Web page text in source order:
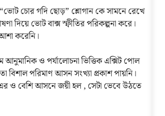
“ভোট চোর গদি ছোড়” শ্লোগান কে সামনে রেখে
দিয়ে ভোট বাক্স স্ফীতির পরিকল্পনা করে।
করেনি।
আনুমানিক ও পর্যালোচনা ভিত্তিক এক্সিট পোল
পরিমাণ আসন সংখ্যা প্রকাশ পায়নি।
ও বেশি আসনে জয়ী হল , সেটা ভেবে উঠতে